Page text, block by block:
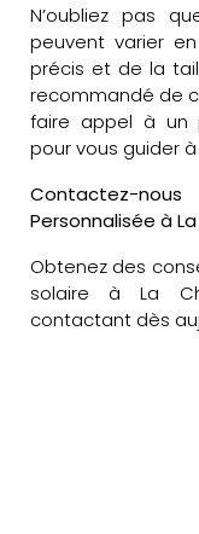
N’oubliez pas
peuvent varier
précis et de la
recommandé de
faire appel à un
pour vous guider
Contactez-
Personnalisée à
Obtenez des
solaire à La
contactant dès